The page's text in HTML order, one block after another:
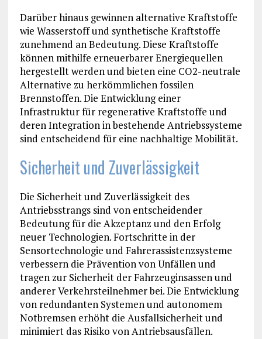
Darüber hinaus gewinnen alternative Kraftstoffe
wie Wasserstoff und synthetische Kraftstoffe
zunehmend an Bedeutung. Diese Kraftstoffe
können mithilfe erneuerbarer Energiequellen
hergestellt werden und bieten eine CO2-neutrale
Alternative zu herkömmlichen fossilen
Brennstoffen. Die Entwicklung einer
Infrastruktur für regenerative Kraftstoffe und
deren Integration in bestehende Antriebssysteme
sind entscheidend für eine nachhaltige Mobilität.
Sicherheit und Zuverlässigkeit
Die Sicherheit und Zuverlässigkeit des
Antriebsstrangs sind von entscheidender
Bedeutung für die Akzeptanz und den Erfolg
neuer Technologien. Fortschritte in der
Sensortechnologie und Fahrerassistenzsysteme
verbessern die Prävention von Unfällen und
tragen zur Sicherheit der Fahrzeuginsassen und
anderer Verkehrsteilnehmer bei. Die Entwicklung
von redundanten Systemen und autonomem
Notbremsen erhöht die Ausfallsicherheit und
minimiert das Risiko von Antriebsausfällen.